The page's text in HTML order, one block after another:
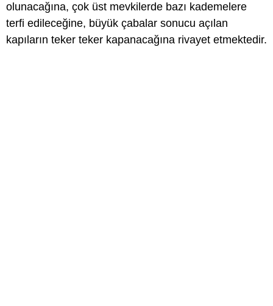
olunacağına, çok üst mevkilerde bazı kademelere
terfi edileceğine, büyük çabalar sonucu açılan
kapıların teker teker kapanacağına rivayet etmektedir.